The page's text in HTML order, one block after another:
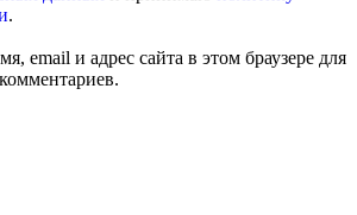
.
email и адрес сайта в этом браузере для